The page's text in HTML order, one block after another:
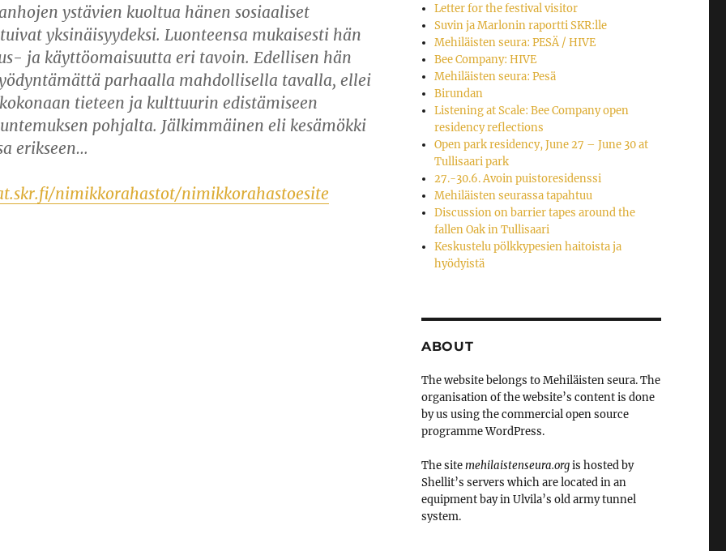
ystävien kuoltua hänen sosiaaliset
yksinäisyydeksi. Luonteensa mukaisesti hän
ja käyttöomaisuutta eri tavoin. Edellisen hän
parhaalla mahdollisella tavalla, ellei
tieteen ja kulttuurin edistämiseen
pohjalta. Jälkimmäinen eli kesämökki
erikseen…
nimikkorahastot/nimikkorahastoesite
Letter for the festival visitor
Suvin ja Marlonin raportti SKR:lle
Mehiläisten seura: PESÄ / HIVE
Bee Company: HIVE
Mehiläisten seura: Pesä
Birundan
Listening at Scale: Bee Company open
residency reflections
Open park residency, June 27 – June 30 at
Tullisaari park
27.-30.6. Avoin puistoresidenssi
Mehiläisten seurassa tapahtuu
Discussion on barrier tapes around the
fallen Oak in Tullisaari
Keskustelu pölkkypesien haitoista ja
hyödyistä
ABOUT
The website belongs to Mehiläisten seura. The
organisation of the website’s content is done
by us using the commercial open source
programme WordPress.
The sitemehilaistenseura.orgis hosted by
Shellit’s servers which are located in an
equipment bay in Ulvila’s old army tunnel
system.